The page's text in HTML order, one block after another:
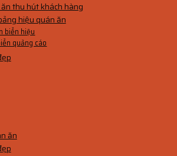
thu hút khách hàng
hiệu quán ăn
biển hiệu
quảng cáo
ăn